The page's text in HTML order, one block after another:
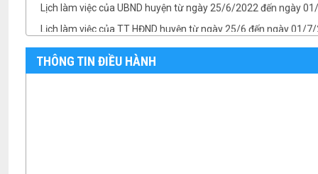
Lịch làm việc của TT HĐND huyện từ ngày 25/6 đến ngày 01/
Lịch làm việc của BTV Huyện ủy từ ngày 25/6 đến ngày 01/7/
TB- Ý kiến kết luận của Chủ tịch UBND huyện Phan Văn Linh
TB- Ý kiến kết luận của PCT UBND huyện Vũ Thành Công tại
THÔNG TIN ĐIỀU HÀNH